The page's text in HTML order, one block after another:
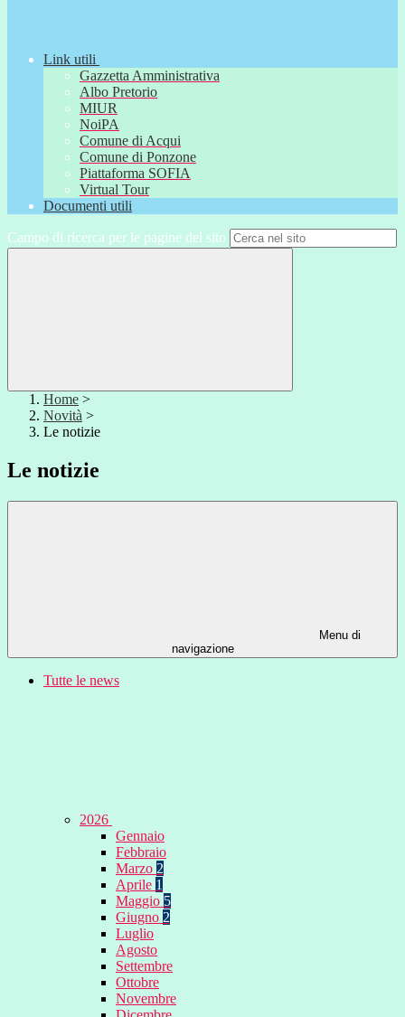
Link utili
Gazzetta Amministrativa
Albo Pretorio
MIUR
NoiPA
Comune di Acqui
Comune di Ponzone
Piattaforma SOFIA
Virtual Tour
Documenti utili
Campo di ricerca per le pagine del sito
Home >
Novità >
Le notizie
Le notizie
Menu di
navigazione
Tutte le news
2026
Gennaio
Febbraio
Marzo 2
Aprile 1
Maggio 5
Giugno 2
Luglio
Agosto
Settembre
Ottobre
Novembre